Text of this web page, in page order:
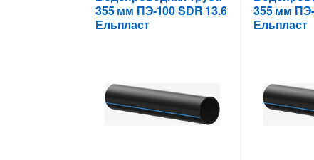
355 мм ПЭ-100 SDR 13.6
Ельпласт
355 мм
Ельпласт